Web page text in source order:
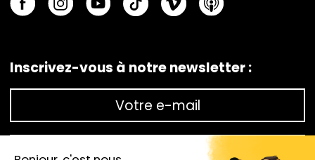
Inscrivez-vous à notre newsletter :